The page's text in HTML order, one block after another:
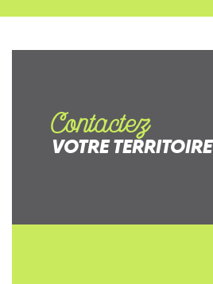
Contactez
VOTRE TERRITOIRE